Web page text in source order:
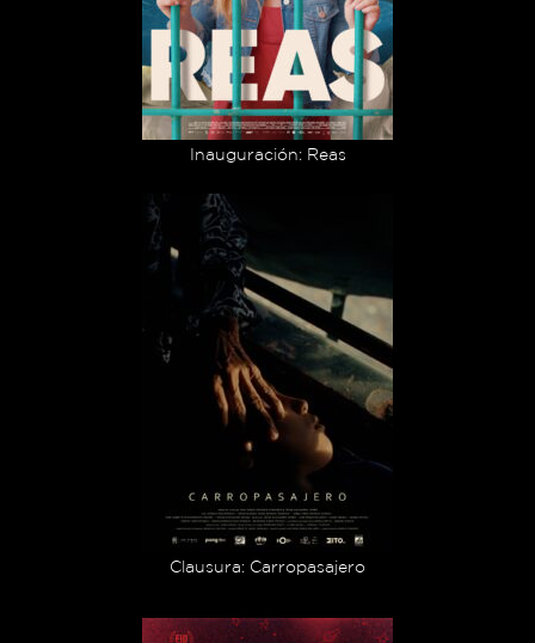
Inauguración: Reas
Clausura: Carropasajero